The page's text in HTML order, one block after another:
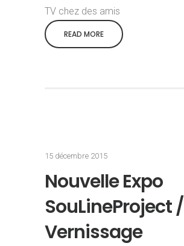
TV chez des amis
READ MORE
15 décembre 2015
Nouvelle Expo
SouLineProject /
Vernissage